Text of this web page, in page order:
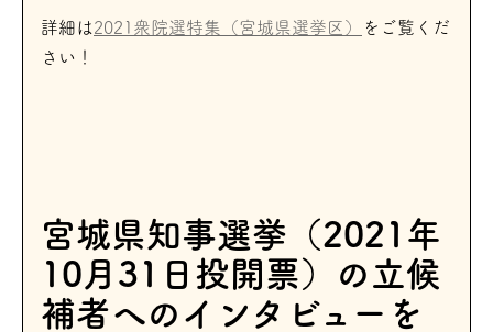
詳細は2021衆院選特集（宮城県選挙区）
をご覧くだ
さい！
宮城県知事選挙（2021年
10月31日投開票）の立候
補者へのインタビューを